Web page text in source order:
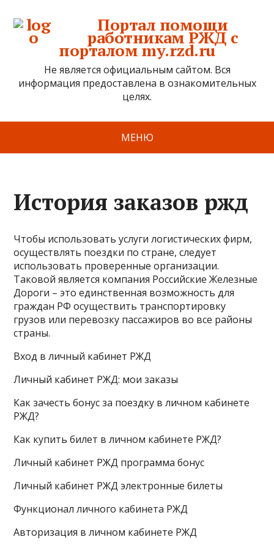
Портал помощи
работникам РЖД с
порталом my.rzd.ru
Не является официальным сайтом. Вся
информация предоставлена в ознакомительных
целях.
МЕНЮ
История заказов ржд
Чтобы использовать услуги логистических фирм,
осуществлять поездки по стране, следует
использовать проверенные организации.
Таковой является компания Российские Железные
Дороги – это единственная возможность для
граждан РФ осуществить транспортировку
грузов или перевозку пассажиров во все районы
страны.
Вход в личный кабинет РЖД
Личный кабинет РЖД: мои заказы
Как зачесть бонус за поездку в личном кабинете
РЖД?
Как купить билет в личном кабинете РЖД?
Личный кабинет РЖД программа бонус
Личный кабинет РЖД электронные билеты
Функционал личного кабинета РЖД
Авторизация в личном кабинете РЖД